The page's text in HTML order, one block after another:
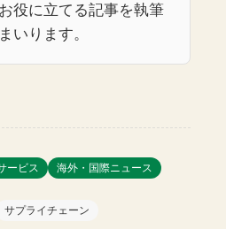
役に立てる記事を執筆
いります。
ービス
海外・国際ニュース
サプライチェーン